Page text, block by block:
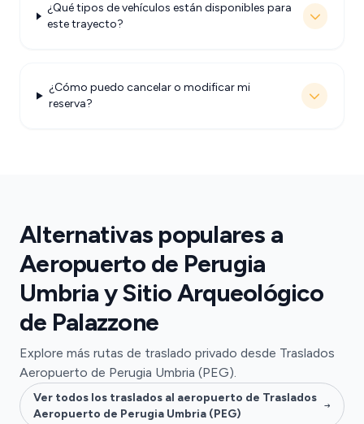
¿Qué tipos de vehículos están disponibles para
este trayecto?
¿Cómo puedo cancelar o modificar mi
reserva?
Alternativas populares a
Aeropuerto de Perugia
Umbria y Sitio Arqueológico
de Palazzone
Explore más rutas de traslado privado desde Traslados
Aeropuerto de Perugia Umbria (PEG).
Ver todos los traslados al aeropuerto de Traslados
Aeropuerto de Perugia Umbria (PEG)